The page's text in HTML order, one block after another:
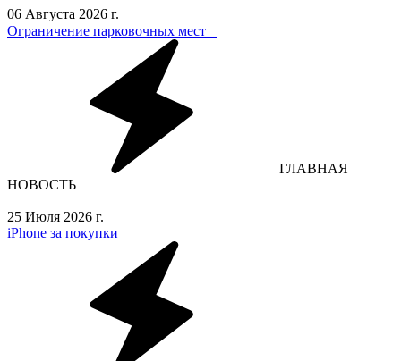
06 Августа 2026 г.
Ограничение парковочных мест⁣⁣⠀
ГЛАВНАЯ
НОВОСТЬ
25 Июля 2026 г.
iPhone за покупки